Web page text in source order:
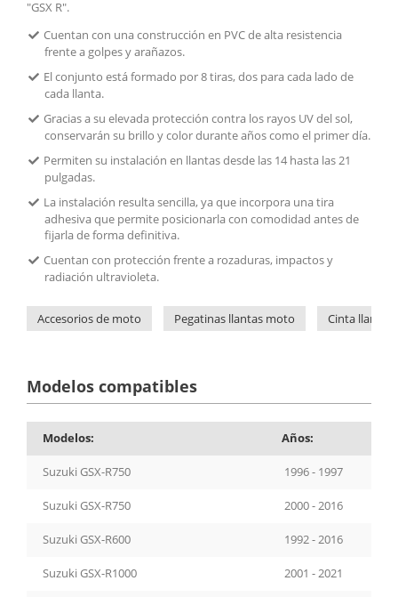
"GSX R".
Cuentan con una construcción en PVC de alta resistencia
frente a golpes y arañazos.
El conjunto está formado por 8 tiras, dos para cada lado de
cada llanta.
Gracias a su elevada protección contra los rayos UV del sol,
conservarán su brillo y color durante años como el primer día.
Permiten su instalación en llantas desde las 14 hasta las 21
pulgadas.
La instalación resulta sencilla, ya que incorpora una tira
adhesiva que permite posicionarla con comodidad antes de
fijarla de forma definitiva.
Cuentan con protección frente a rozaduras, impactos y
radiación ultravioleta.
Accesorios de moto Pegatinas llantas moto Cinta llantas
Modelos compatibles
Modelos: Años:
Suzuki GSX-R750 1996 - 1997
Suzuki GSX-R750 2000 - 2016
Suzuki GSX-R600 1992 - 2016
Suzuki GSX-R1000 2001 - 2021